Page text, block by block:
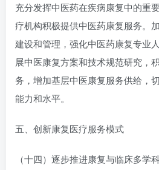
充分发挥中医药在疾病康复中的重
疗机构积极提供中医药康复服务。
建设和管理，强化中医药康复专业
展中医康复方案和技术规范研究，
务，增加基层中医康复服务供给，
能力和水平。
五、创新康复医疗服务模式
（十四）逐步推进康复与临床多学